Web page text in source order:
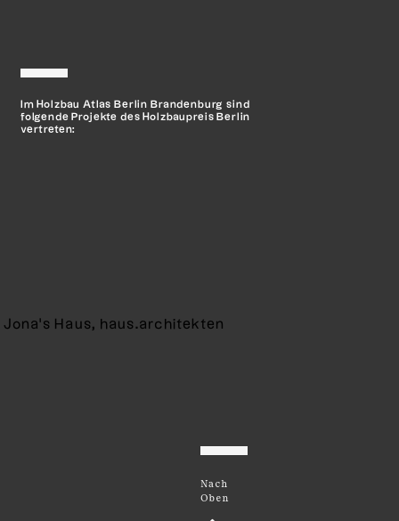
Im Holzbau Atlas Berlin Brandenburg sind
folgende Projekte des Holzbaupreis Berlin
vertreten:
Jona's Haus, haus.architekten
Nach
Oben